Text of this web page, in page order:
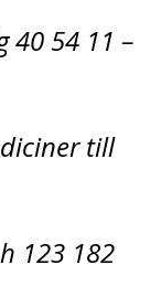
40 54 11 –
till
123 182